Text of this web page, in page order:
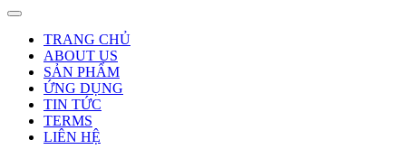
TRANG CHỦ
ABOUT US
SẢN PHẨM
ỨNG DỤNG
TIN TỨC
TERMS
LIÊN HỆ